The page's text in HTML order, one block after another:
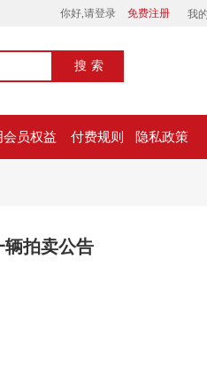
你好,请登录 免费注册 我
搜索
会员权益 付费规则 隐私政策
拍卖公告